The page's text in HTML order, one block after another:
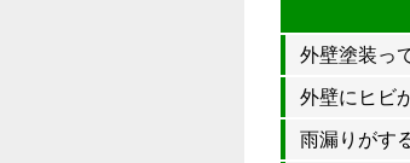
外壁塗装っ
外壁にヒビ
雨漏りがす